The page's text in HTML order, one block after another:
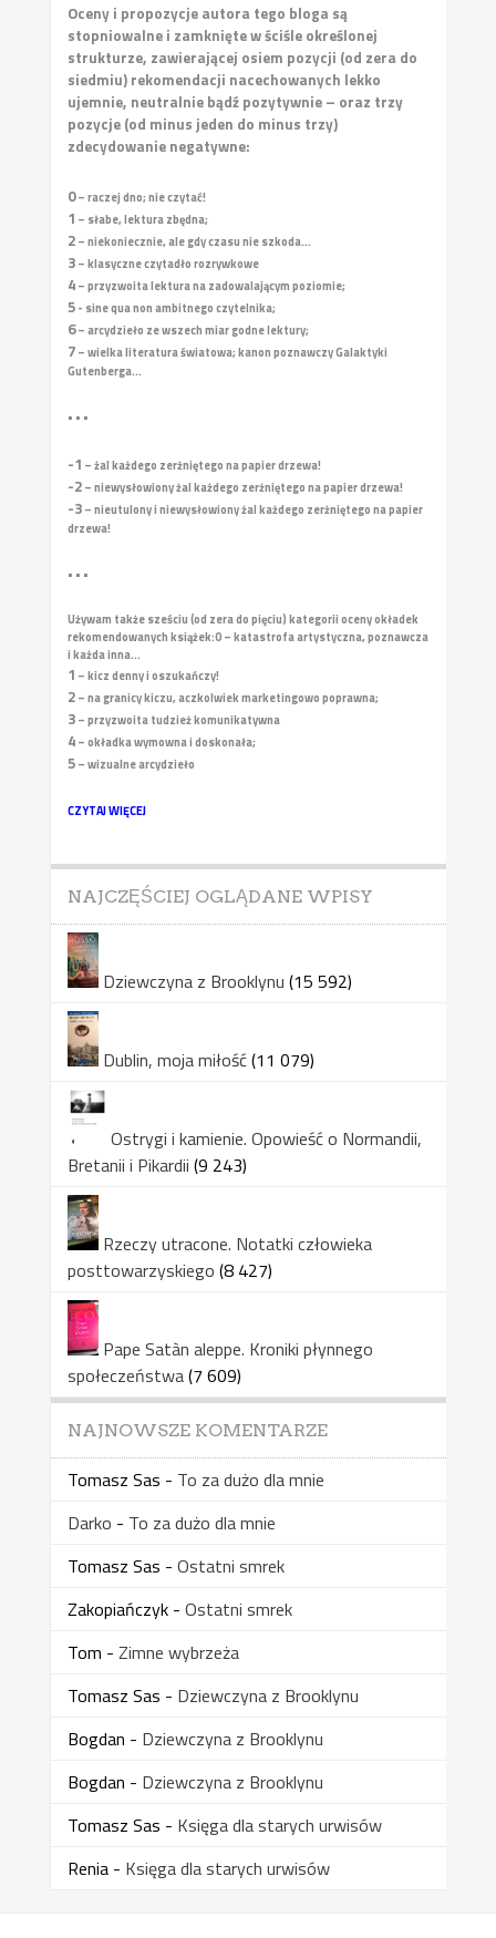
Oceny i propozycje autora tego bloga są
stopniowalne i zamknięte w ściśle określonej
strukturze, zawierającej osiem pozycji (od zera do
siedmiu) rekomendacji nacechowanych lekko
ujemnie, neutralnie bądź pozytywnie – oraz trzy
pozycje (od minus jeden do minus trzy)
zdecydowanie negatywne:
0– raczej dno; nie czytać!
1 – słabe, lektura zbędna;
2– niekoniecznie, ale gdy czasu nie szkoda...
3– klasyczne czytadło rozrywkowe
4– przyzwoita lektura na zadowalającym poziomie;
5- sine qua non ambitnego czytelnika;
6– arcydzieło ze wszech miar godne lektury;
7– wielka literatura światowa; kanon poznawczy Galaktyki
Gutenberga...
• • •
-1 – żal każdego zerżniętego na papier drzewa!
-2– niewysłowiony żal każdego zerżniętego na papier drzewa!
-3– nieutulony i niewysłowiony żal każdego zerżniętego na papier
drzewa!
• • •
Używam także sześciu (od zera do pięciu) kategorii oceny okładek
rekomendowanych książek:0 – katastrofa artystyczna, poznawcza
i każda inna...
1 – kicz denny i oszukańczy!
2– na granicy kiczu, aczkolwiek marketingowo poprawna;
3– przyzwoita tudzież komunikatywna
4– okładka wymowna i doskonała;
5– wizualne arcydzieło
CZYTAJ WIĘCEJ
NAJCZĘŚCIEJ OGLĄDANE WPISY
Dziewczyna z Brooklynu (15 592)
Dublin, moja miłość(11 079)
Ostrygi i kamienie. Opowieść o Normandii,
Bretanii i Pikardii (9 243)
Rzeczy utracone. Notatki człowieka
posttowarzyskiego (8 427)
Pape Satàn aleppe. Kroniki płynnego
społeczeństwa(7 609)
NAJNOWSZE KOMENTARZE
Tomasz Sas - To za dużo dla mnie
Darko - To za dużo dla mnie
Tomasz Sas - Ostatni smrek
Zakopiańczyk- Ostatni smrek
Tom - Zimne wybrzeża
Tomasz Sas - Dziewczyna z Brooklynu
Bogdan - Dziewczyna z Brooklynu
Bogdan - Dziewczyna z Brooklynu
Tomasz Sas - Księga dla starych urwisów
Renia- Księga dla starych urwisów